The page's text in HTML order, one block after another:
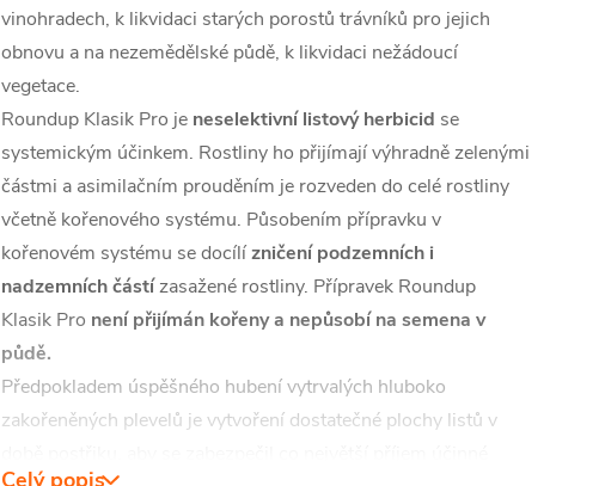
vinohradech, k likvidaci starých porostů trávníků pro jejich
obnovu a na nezemědělské půdě, k likvidaci nežádoucí
vegetace.
Roundup Klasik Pro je neselektivní listový herbicid se
systemickým účinkem. Rostliny ho přijímají výhradně zelenými
částmi a asimilačním prouděním je rozveden do celé rostliny
včetně kořenového systému. Působením přípravku v
kořenovém systému se docílízničení podzemních i
nadzemních částízasažené rostliny. Přípravek Roundup
Klasik Pro není přijímán kořeny a nepůsobí na semena v
půdě.
Předpokladem úspěšného hubení vytrvalých hluboko
zakořeněných plevelů je vytvoření dostatečné plochy listů v
Celý popis